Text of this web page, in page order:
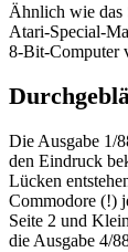
Ähnlich wie das
Atari-Special-
8-Bit-Computer
Die Ausgabe 1/
den Eindruck
Lücken
Commodore (!)
Seite 2 und
die Ausgabe 4/